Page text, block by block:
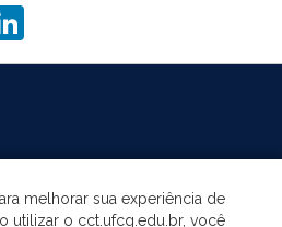
melhorar sua experiência de
utilizar o cct.ufcg.edu.br, você